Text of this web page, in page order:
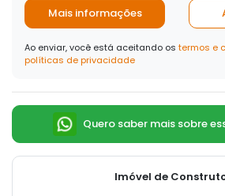
Mais informações
Ao enviar, você está aceitando os termos e
políticas de privacidade
Quero saber mais sobre
Imóvel de